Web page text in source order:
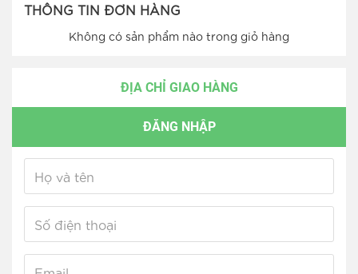
THÔNG TIN ĐƠN HÀNG
Không có sản phẩm nào trong giỏ hàng
ĐỊA CHỈ GIAO HÀNG
ĐĂNG NHẬP